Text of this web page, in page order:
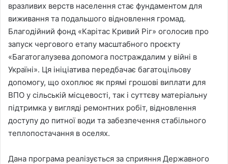
вразливих верств населення стає фундаментом для
виживання та подальшого відновлення громад.
Благодійний фонд «Карітас Кривий Ріг» оголосив про
запуск чергового етапу масштабного проєкту
«Багатогалузева допомога постраждалим у війні в
Україні». Ця ініціатива передбачає багатоцільову
допомогу, що охоплює як прямі грошові виплати для
ВПО у сільській місцевості, так і суттєву матеріальну
підтримка у вигляді ремонтних робіт, відновлення
доступу до питної води та забезпечення стабільного
теплопостачання в оселях.
Дана програма реалізується за сприяння Державного